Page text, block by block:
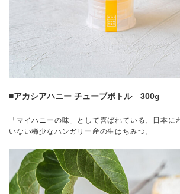
■アカシアハニー チューブボトル 300g
「マイハニーの味」として喜ばれている、日本に
いない稀少なハンガリー産の生はちみつ。